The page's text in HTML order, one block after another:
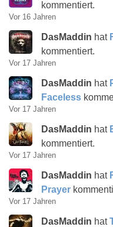
kommentiert.
Vor 16 Jahren
DasMaddin hat
kommentiert.
Vor 17 Jahren
DasMaddin hat
Faceless
Vor 17 Jahren
DasMaddin hat
kommentiert.
Vor 17 Jahren
DasMaddin hat
Prayer
Vor 17 Jahren
DasMaddin hat